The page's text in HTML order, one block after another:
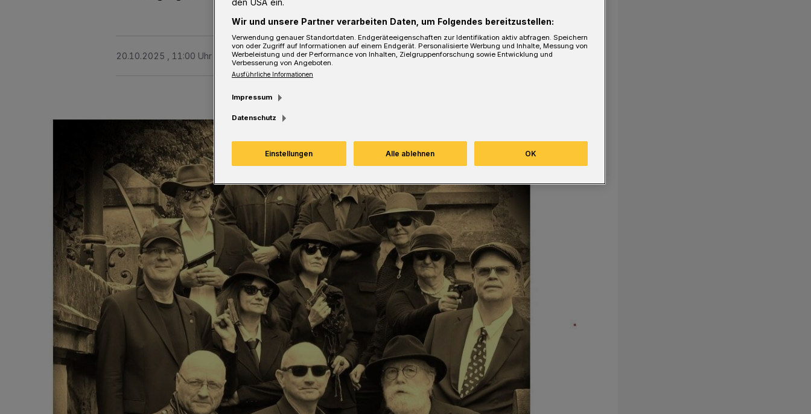
20.10.2025 , 11:00 Uhr 3 Minuten Lesezeit
den USA ein.
Wir und unsere Partner verarbeiten Daten, um Folgendes bereitzustellen:
Verwendung genauer Standortdaten. Endgeräteeigenschaften zur Identifikation aktiv abfragen. Speichern
von oder Zugriff auf Informationen auf einem Endgerät. Personalisierte Werbung und Inhalte, Messung von
Werbeleistung und der Performance von Inhalten, Zielgruppenforschung sowie Entwicklung und
Verbesserung von Angeboten.
Ausführliche Informationen
Impressum
Datenschutz
Einstellungen Alle ablehnen OK